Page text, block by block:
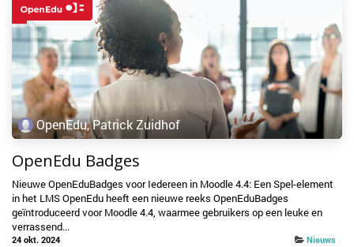
OpenEdu, Patrick Zuidhof
OpenEdu Badges
Nieuwe OpenEduBadges voor Iedereen in Moodle 4.4: Een Spel-element
in het LMS OpenEdu heeft een nieuwe reeks OpenEduBadges
geïntroduceerd voor Moodle 4.4, waarmee gebruikers op een leuke en
verrassend...
24 okt. 2024 Nieuws